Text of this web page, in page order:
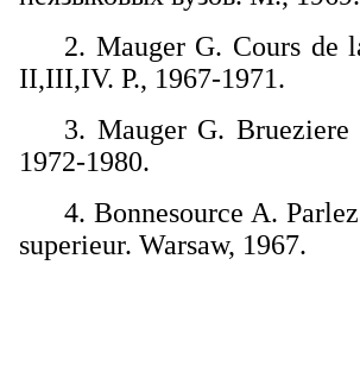
2. Mauger G. Cours de
II,III,IV. Р., 1967-1971.
3. Mauger G.
1972-1980.
4. Bonnesource A.
superieur. Warsaw, 1967.